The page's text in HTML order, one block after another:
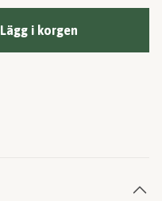
Lägg i korgen